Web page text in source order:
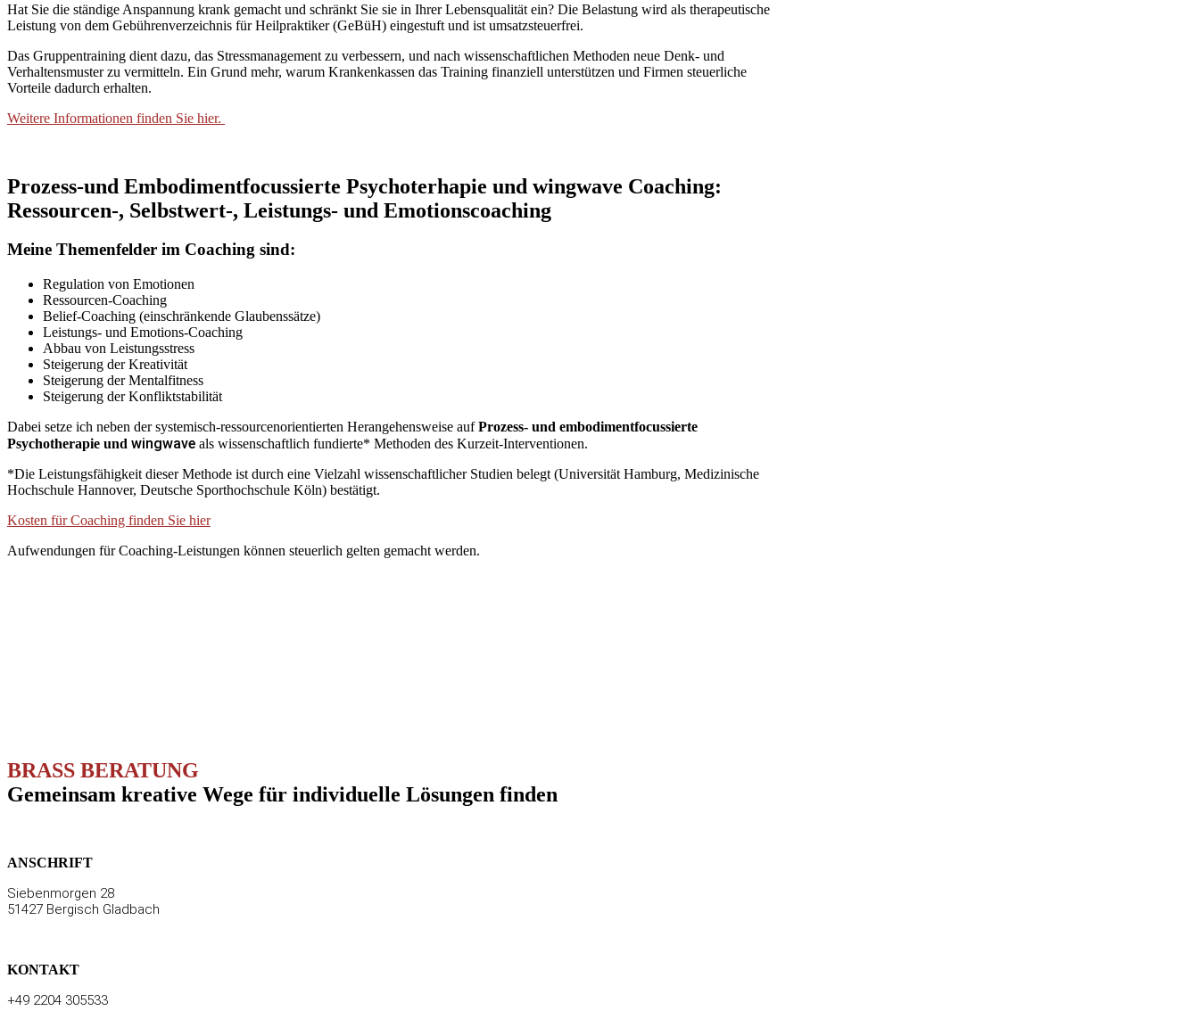
Hat Sie die ständige Anspannung krank gemacht und schränkt Sie sie in Ihrer Lebensqualität ein? Die Belastung wird als therapeutische
Leistung von dem Gebührenverzeichnis für Heilpraktiker (GeBüH) eingestuft und ist umsatzsteuerfrei.
Das Gruppentraining dient dazu, das Stressmanagement zu verbessern, und nach wissenschaftlichen Methoden neue Denk- und
Verhaltensmuster zu vermitteln. Ein Grund mehr, warum Krankenkassen das Training finanziell unterstützen und Firmen steuerliche
Vorteile dadurch erhalten.
Weitere Informationen finden Sie hier.
Prozess-und Embodimentfocussierte Psychoterhapie und wingwave Coaching:
Ressourcen-, Selbstwert-, Leistungs- und Emotionscoaching
Meine Themenfelder im Coaching sind:
Regulation von Emotionen
Ressourcen-Coaching
Belief-Coaching (einschränkende Glaubenssätze)
Leistungs- und Emotions-Coaching
Abbau von Leistungsstress
Steigerung der Kreativität
Steigerung der Mentalfitness
Steigerung der Konfliktstabilität
Dabei setze ich neben der systemisch-ressourcenorientierten Herangehensweise aufProzess- und embodimentfocussierte
Psychotherapie und wingwave als wissenschaftlich fundierte* Methoden des Kurzeit-Interventionen.
*Die Leistungsfähigkeit dieser Methode ist durch eine Vielzahl wissenschaftlicher Studien belegt (Universität Hamburg, Medizinische
Hochschule Hannover, Deutsche Sporthochschule Köln) bestätigt.
Kosten für Coaching finden Sie hier
Aufwendungen für Coaching-Leistungen können steuerlich gelten gemacht werden.
BRASS BERATUNG
Gemeinsam kreative Wege für individuelle Lösungen finden
ANSCHRIFT
Siebenmorgen 28
51427 Bergisch Gladbach
KONTAKT
+49 2204 305533